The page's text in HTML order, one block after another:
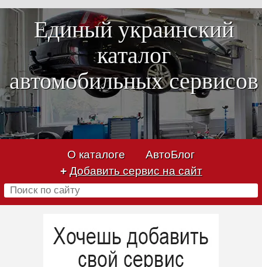
Единый украинский
каталог
автомобильных сервисов
О каталоге
АвтоБлог
+ Добавить сервис на сайт